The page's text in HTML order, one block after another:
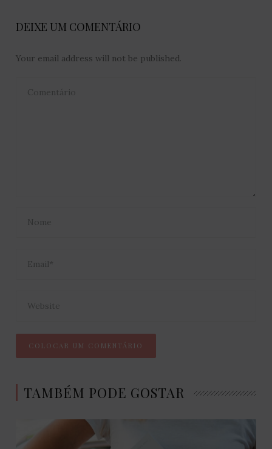
DEIXE UM COMENTÁRIO
Your email address will not be published.
TAMBÉM PODE GOSTAR